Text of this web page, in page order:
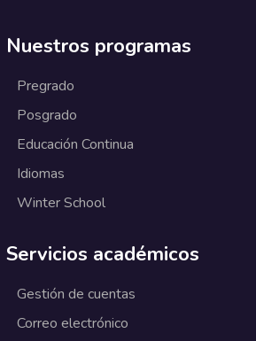
Nuestros programas
Pregrado
Posgrado
Educación Continua
Idiomas
Winter School
Servicios académicos
Gestión de cuentas
Correo electrónico